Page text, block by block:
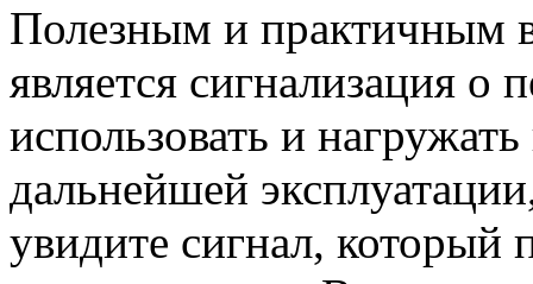
Полезным и практичным
является сигнализация о
использовать и
дальнейшей
увидите сигнал,